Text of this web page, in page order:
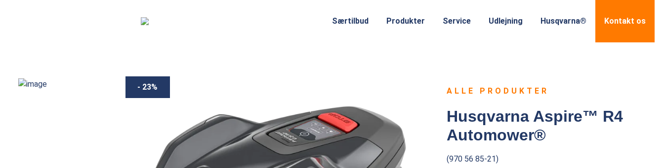
Særtilbud Produkter Service Udlejning Husqvarna® Kontakt os
- 23% ALLE PRODUKTER
Husqvarna Aspire™ R4
Automower®
(970 56 85-21)